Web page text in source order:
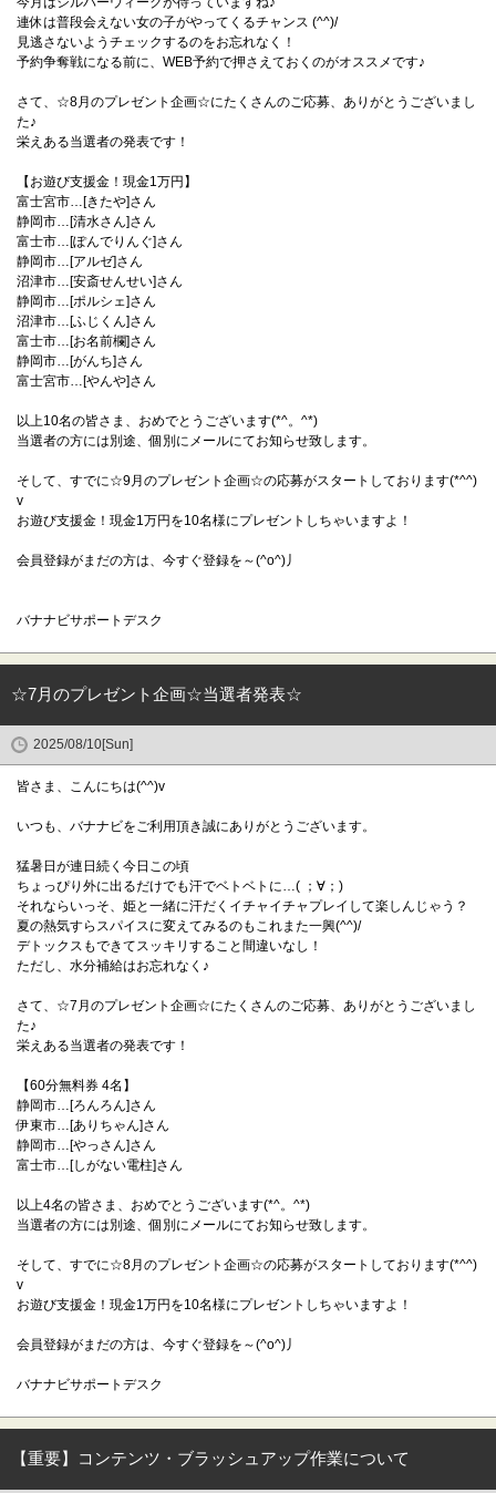
連休は普段会えない女の子がやってくるチャンス (^^)/
見逃さないようチェックするのをお忘れなく！
予約争奪戦になる前に、WEB予約で押さえておくのがオススメです♪
さて、☆8月のプレゼント企画☆にたくさんのご応募、ありがとうございまし
た♪
栄えある当選者の発表です！
【お遊び支援金！現金1万円】
富士宮市…[きたや]さん
静岡市…[清水さん]さん
富士市…[ぽんでりんぐ]さん
静岡市…[アルゼ]さん
沼津市…[安斎せんせい]さん
静岡市…[ポルシェ]さん
沼津市…[ふじくん]さん
富士市…[お名前欄]さん
静岡市…[がんち]さん
富士宮市…[やんや]さん
以上10名の皆さま、おめでとうございます(*^。^*)
当選者の方には別途、個別にメールにてお知らせ致します。
そして、すでに☆9月のプレゼント企画☆の応募がスタートしております(*^^)
v
お遊び支援金！現金1万円を10名様にプレゼントしちゃいますよ！
会員登録がまだの方は、今すぐ登録を～(^o^)丿
バナナビサポートデスク
☆7月のプレゼント企画☆当選者発表☆
2025/08/10[Sun]
皆さま、こんにちは(^^)v
いつも、バナナビをご利用頂き誠にありがとうございます。
猛暑日が連日続く今日この頃
ちょっぴり外に出るだけでも汗でベトベトに…( ；∀；)
それならいっそ、姫と一緒に汗だくイチャイチャプレイして楽しんじゃう？
夏の熱気すらスパイスに変えてみるのもこれまた一興(^^)/
デトックスもできてスッキリすること間違いなし！
ただし、水分補給はお忘れなく♪
さて、☆7月のプレゼント企画☆にたくさんのご応募、ありがとうございまし
た♪
栄えある当選者の発表です！
【60分無料券 4名】
静岡市…[ろんろん]さん
伊東市…[ありちゃん]さん
静岡市…[やっさん]さん
富士市…[しがない電柱]さん
以上4名の皆さま、おめでとうございます(*^。^*)
当選者の方には別途、個別にメールにてお知らせ致します。
そして、すでに☆8月のプレゼント企画☆の応募がスタートしております(*^^)
v
お遊び支援金！現金1万円を10名様にプレゼントしちゃいますよ！
会員登録がまだの方は、今すぐ登録を～(^o^)丿
バナナビサポートデスク
【重要】コンテンツ・ブラッシュアップ作業について